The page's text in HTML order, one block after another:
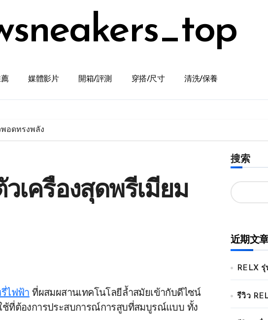
媒體影片 開箱/評測 穿搭/尺寸 清洗/保養
พอดทรงพลัง
เครื่องสุดพรีเมียม
ไฟฟ้า ที่ผสมผสานเทคโนโลยีล้ำสมัยเข้ากับดีไซน์
ช้ที่ต้องการประสบการณ์การสูบที่สมบูรณ์แบบ ทั้ง
搜索
近期文
RELX
รีวิว